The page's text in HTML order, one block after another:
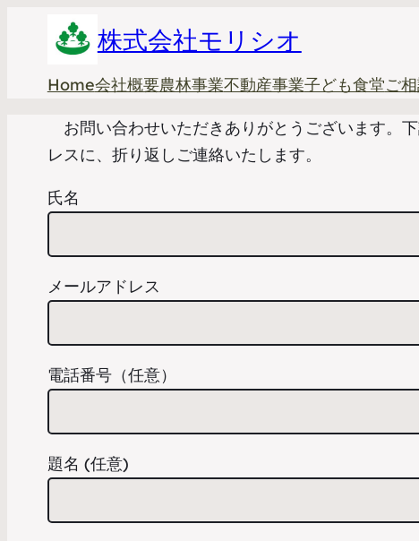
株式会社モリシオ
Home会社概要農林事業不動産事業子ども食堂ご
お問い合わせいただきありがとうございます。
レスに、折り返しご連絡いたします。
氏名
メールアドレス
電話番号（任意）
題名 (任意)